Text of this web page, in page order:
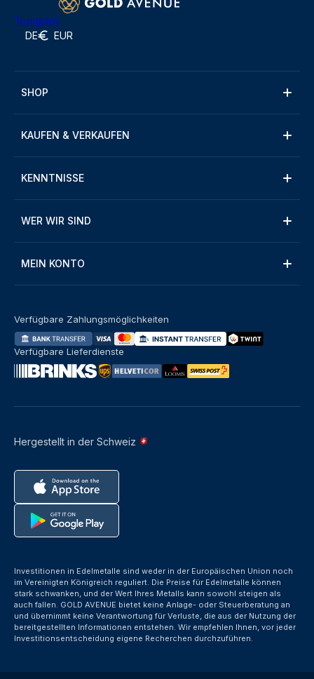
Trustpilot
DE EUR
SHOP
KAUFEN & VERKAUFEN
KENNTNISSE
WER WIR SIND
MEIN KONTO
Hergestellt in der Schweiz
Verfügbare Zahlungsmöglichkeiten
Verfügbare Lieferdienste
Investitionen in Edelmetalle sind weder in der Europäischen Union noch
im Vereinigten Königreich reguliert. Die Preise für Edelmetalle können
stark schwanken, und der Wert Ihres Metalls kann sowohl steigen als
auch fallen. GOLD AVENUE bietet keine Anlage- oder Steuerberatung an
und übernimmt keine Verantwortung für Verluste, die aus der Nutzung der
bereitgestellten Informationen entstehen. Wir empfehlen Ihnen, vor jeder
Investitionsentscheidung eigene Recherchen durchzuführen.